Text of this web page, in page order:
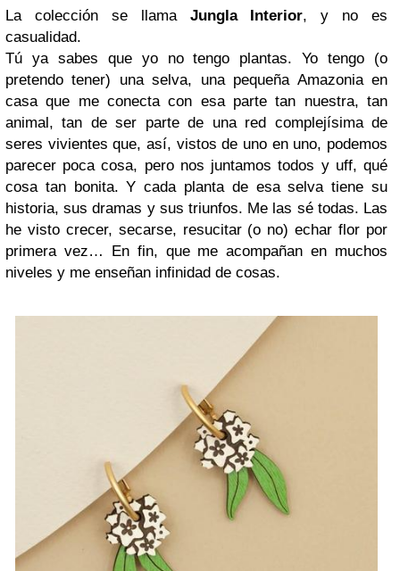
La colección se llama Jungla Interior, y no es
casualidad.
Tú ya sabes que yo no tengo plantas. Yo tengo (o
pretendo tener) una selva, una pequeña Amazonia en
casa que me conecta con esa parte tan nuestra, tan
animal, tan de ser parte de una red complejísima de
seres vivientes que, así, vistos de uno en uno, podemos
parecer poca cosa, pero nos juntamos todos y uff, qué
cosa tan bonita. Y cada planta de esa selva tiene su
historia, sus dramas y sus triunfos. Me las sé todas. Las
he visto crecer, secarse, resucitar (o no) echar flor por
primera vez… En fin, que me acompañan en muchos
niveles y me enseñan infinidad de cosas.